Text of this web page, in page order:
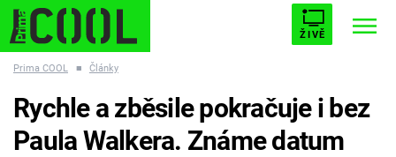
ŽIVĚ
ESCAPE PLNEJ KOTEL AVENGERS 5
Prima COOL ■ Články
Rychle a zběsile pokračuje i bez
Paula Walkera. Známe datum